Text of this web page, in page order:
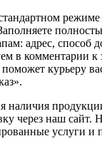
адрес, способ
в комментарии к
курьеру
наличия
через наш
услуги и